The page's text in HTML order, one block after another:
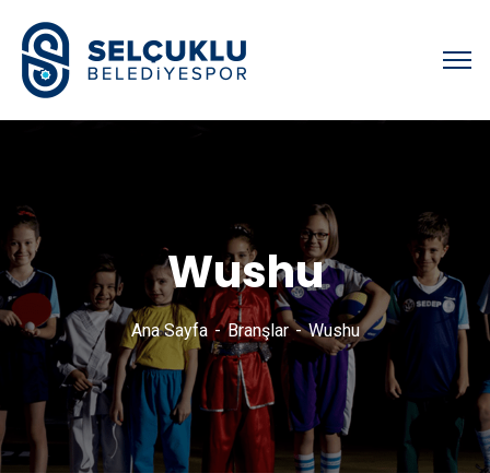
Wushu
Ana Sayfa Branşlar Wushu